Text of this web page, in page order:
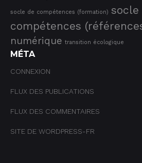
socle de compétences (formation) socle
compétences
numérique transition écologique
MÉTA
CONNEXION
FLUX DES PUBLICATIONS
FLUX DES COMMENTAIRES
SITE DE WORDPRESS-FR